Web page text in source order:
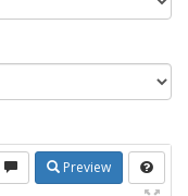
Preview